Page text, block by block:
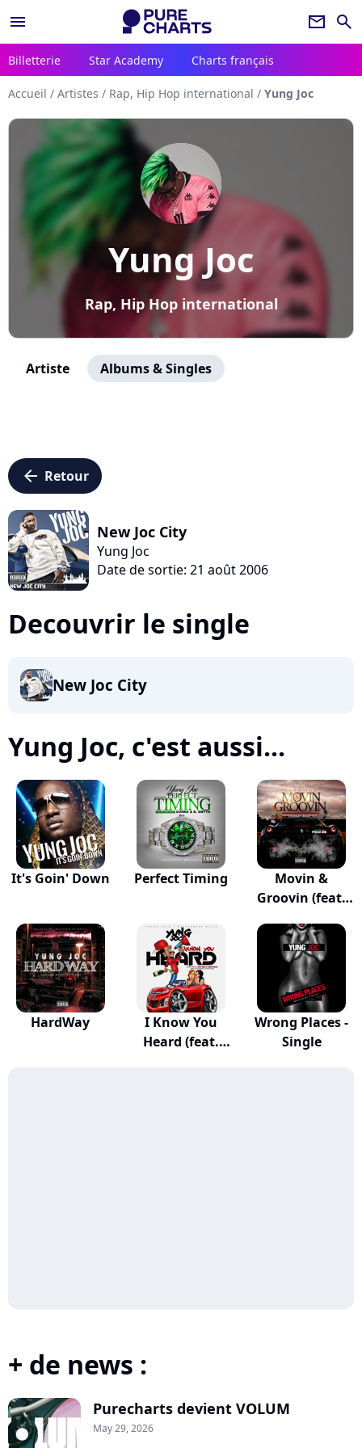
menu newsletter search
Billetterie Star Academy Charts français
Accueil / Artistes / Rap, Hip Hop international / Yung Joc
Yung Joc
Rap, Hip Hop international
Artiste Albums & Singles
arrow_left Retour
New Joc City
Yung Joc
Date de sortie: 21 août 2006
Decouvrir le single
New Joc City
Yung Joc, c'est aussi...
It's Goin' Down Perfect Timing
Movin &
Groovin (feat.
HardWay
I Know You
Heard (feat.
Wrong Places -
Single
+ de news :
Purecharts devient VOLUM
May 29, 2026